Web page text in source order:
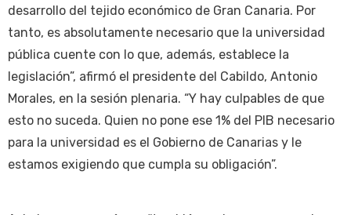
desarrollo del tejido económico de Gran Canaria. Por
tanto, es absolutamente necesario que la universidad
pública cuente con lo que, además, establece la
legislación”, afirmó el presidente del Cabildo, Antonio
Morales, en la sesión plenaria. “Y hay culpables de que
esto no suceda. Quien no pone ese 1% del PIB necesario
para la universidad es el Gobierno de Canarias y le
estamos exigiendo que cumpla su obligación”.